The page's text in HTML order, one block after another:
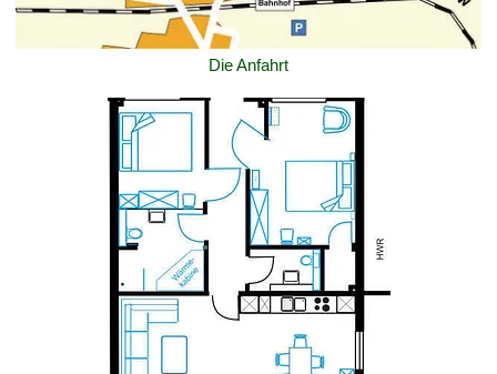
Die Anfahrt